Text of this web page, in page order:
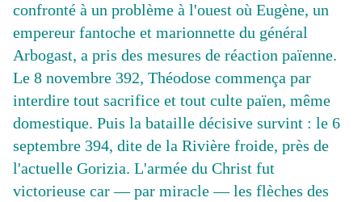
confronté à un problème à l'ouest où Eugène, un
empereur fantoche et marionnette du général
Arbogast, a pris des mesures de réaction païenne.
Le 8 novembre 392, Théodose commença par
interdire tout sacrifice et tout culte païen, même
domestique. Puis la bataille décisive survint : le 6
septembre 394, dite de la Rivière froide, près de
l'actuelle Gorizia. L'armée du Christ fut
victorieuse car — par miracle — les flèches des